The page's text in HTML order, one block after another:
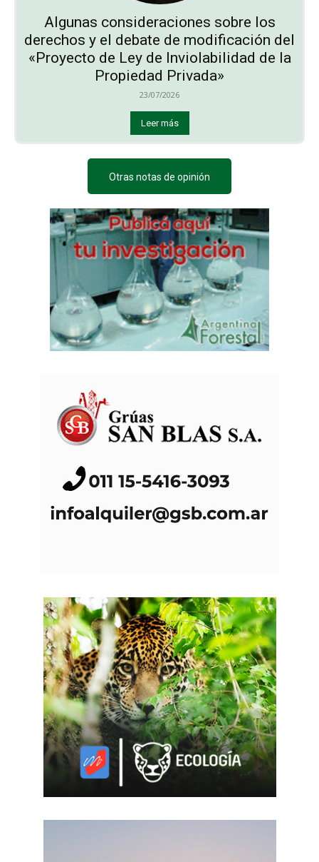
Algunas consideraciones sobre los
derechos y el debate de modificación del
«Proyecto de Ley de Inviolabilidad de la
Propiedad Privada»
23/07/2026
Leer más
Otras notas de opinión